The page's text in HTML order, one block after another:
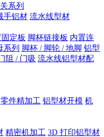
系列
手铝材 流水线型材
定板 脚杯链接板 内置连
系列 脚杯 / 脚轮 / 地脚 铝型
阻 / 门吸 流水线铝型材配
零件精加工 铝型材开模 机
精密机加工 3D 打印铝型材